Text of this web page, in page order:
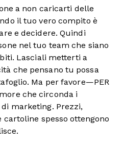
a non caricarti delle
il tuo vero compito è
e decidere. Quindi
nel tuo team che siano
Lasciali metterti a
che pensano tu possa
Ma per favore—PER
che circonda i
marketing. Prezzi,
spesso ottengono